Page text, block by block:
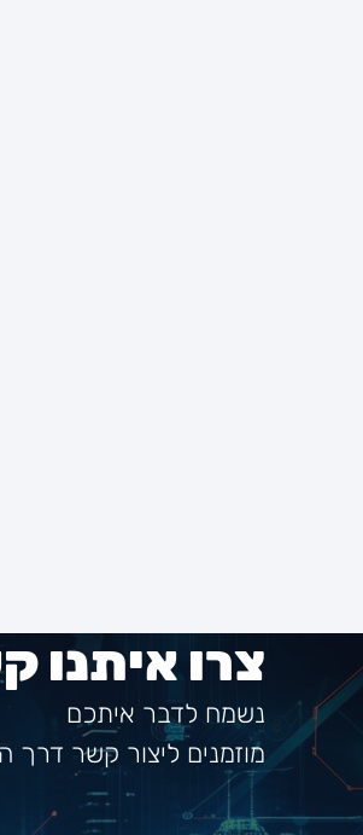
צרו איתנו
נשמח לדבר איתכם
מוזמנים ליצור קשר דרך